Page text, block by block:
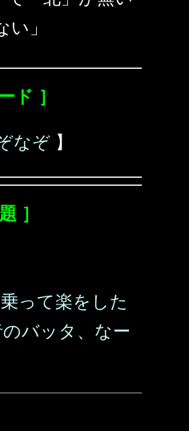
」
ド ］
なぞ 】
］
って楽をした
バッタ、なー